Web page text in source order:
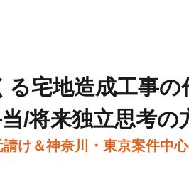
る宅地造成工事
/将来独立思考
け＆神奈川・東京案件中